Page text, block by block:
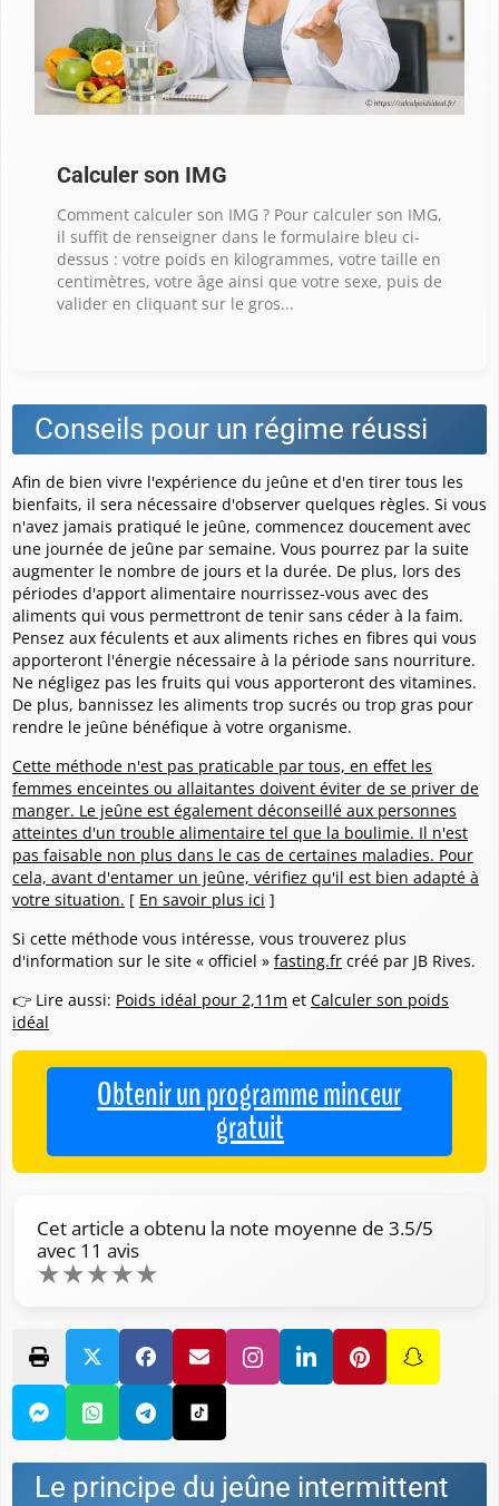
Calculer son IMG
Comment calculer son IMG ? Pour calculer son IMG,
il suffit de renseigner dans le formulaire bleu ci-
dessus : votre poids en kilogrammes, votre taille en
centimètres, votre âge ainsi que votre sexe, puis de
valider en cliquant sur le gros...
Conseils pour un régime réussi
Afin de bien vivre l'expérience du jeûne et d'en tirer tous les
bienfaits, il sera nécessaire d'observer quelques règles. Si vous
n'avez jamais pratiqué le jeûne, commencez doucement avec
une journée de jeûne par semaine. Vous pourrez par la suite
augmenter le nombre de jours et la durée. De plus, lors des
périodes d'apport alimentaire nourrissez-vous avec des
aliments qui vous permettront de tenir sans céder à la faim.
Pensez aux féculents et aux aliments riches en fibres qui vous
apporteront l'énergie nécessaire à la période sans nourriture.
Ne négligez pas les fruits qui vous apporteront des vitamines.
De plus, bannissez les aliments trop sucrés ou trop gras pour
rendre le jeûne bénéfique à votre organisme.
Cette méthode n'est pas praticable par tous, en effet les
femmes enceintes ou allaitantes doivent éviter de se priver de
manger. Le jeûne est également déconseillé aux personnes
atteintes d'un trouble alimentaire tel que la boulimie. Il n'est
pas faisable non plus dans le cas de certaines maladies. Pour
cela, avant d'entamer un jeûne, vérifiez qu'il est bien adapté à
votre situation. [ En savoir plus ici ]
Si cette méthode vous intéresse, vous trouverez plus
d'information sur le site « officiel » fasting.fr créé par JB Rives.
👉 Lire aussi: Poids idéal pour 2,11m et Calculer son poids
idéal
Obtenir un programme minceur
gratuit
Cet article a obtenu la note moyenne de 3.5/5
avec 11 avis
★★★★★
Le principe du jeûne intermittent